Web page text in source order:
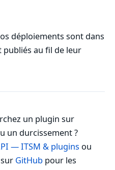
déploiements sont dans
au fil de leur
un plugin sur
un durcissement ?
— ITSM & plugins ou
GitHub pour les